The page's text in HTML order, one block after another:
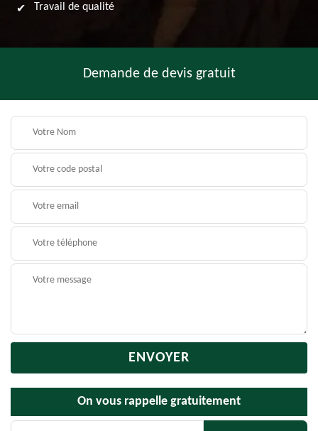
Travail de qualité
Demande de devis gratuit
On vous rappelle gratuitement